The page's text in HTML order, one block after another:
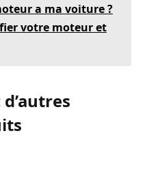
a ma voiture ?
votre moteur et